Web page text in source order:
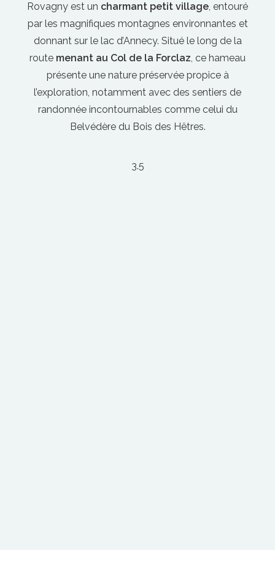
Rovagny est un charmant petit village, entouré
par les magnifiques montagnes environnantes et
donnant sur le lac d’Annecy. Situé le long de la
route menant au Col de la Forclaz, ce hameau
présente une nature préservée propice à
l’exploration, notamment avec des sentiers de
randonnée incontournables comme celui du
Belvédère du Bois des Hêtres.
3.5